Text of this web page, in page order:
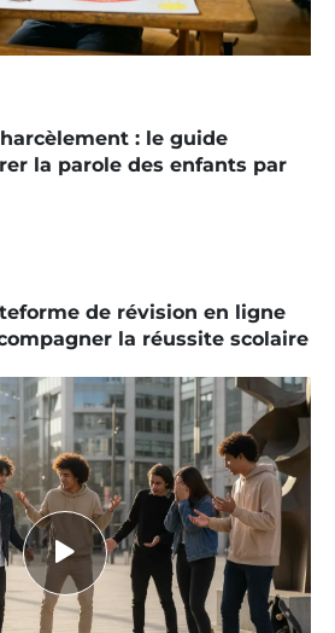
: le guide
la parole des enfants par
de révision en ligne
la réussite scolaire